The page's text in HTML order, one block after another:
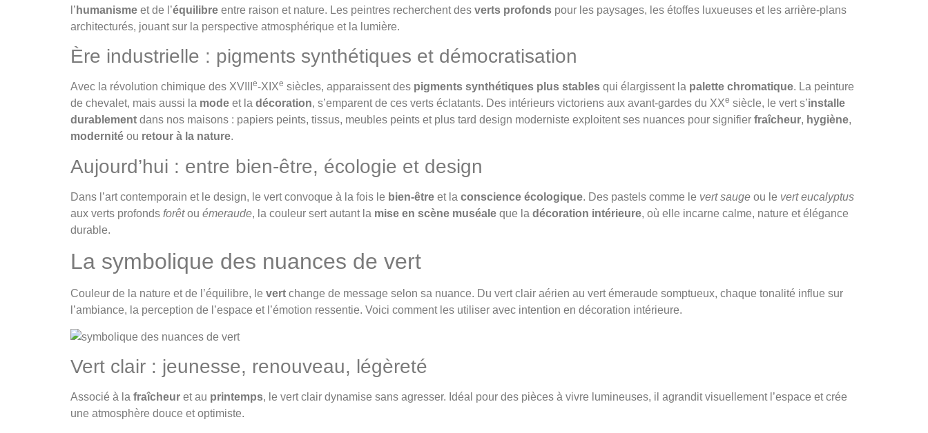
l’ humanisme et de l’équilibre entre raison et nature. Les peintres recherchent des verts profonds pour les paysages, les étoffes luxueuses et les arrière-plans
architecturés, jouant sur la perspective atmosphérique et la lumière.
Ère industrielle : pigments synthétiques et démocratisation
Avec la révolution chimique des XVIII e-XIXe siècles, apparaissent des pigments synthétiques plus stables qui élargissent la palette chromatique. La peinture
de chevalet, mais aussi la mode et la décoration, s’emparent de ces verts éclatants. Des intérieurs victoriens aux avant-gardes du XXe siècle, le vert s’installe
durablement dans nos maisons : papiers peints, tissus, meubles peints et plus tard design moderniste exploitent ses nuances pour signifier fraîcheur, hygiène,
modernité ou retour à la nature.
Aujourd’hui : entre bien-être, écologie et design
Dans l’art contemporain et le design, le vert convoque à la fois le bien-être et la conscience écologique. Des pastels comme le vert sauge ou le vert eucalyptus
aux verts profonds forêtou émeraude, la couleur sert autant la mise en scène muséale que la décoration intérieure, où elle incarne calme, nature et élégance
durable.
La symbolique des nuances de vert
Couleur de la nature et de l’équilibre, le vert change de message selon sa nuance. Du vert clair aérien au vert émeraude somptueux, chaque tonalité influe sur
l’ambiance, la perception de l’espace et l’émotion ressentie. Voici comment les utiliser avec intention en décoration intérieure.
Vert clair : jeunesse, renouveau, légèreté
Associé à la fraîcheur et au printemps, le vert clair dynamise sans agresser. Idéal pour des pièces à vivre lumineuses, il agrandit visuellement l’espace et crée
une atmosphère douce et optimiste.